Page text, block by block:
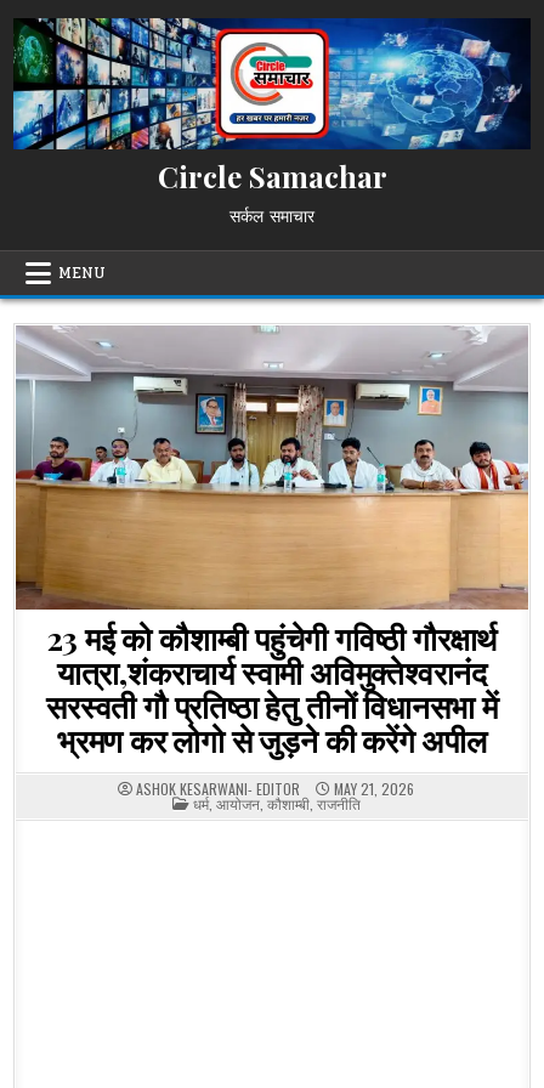
to
content
Circle Samachar
सर्कल समाचार
MENU
23 मई को कौशाम्बी पहुंचेगी गविष्ठी गौरक्षार्थ
यात्रा,शंकराचार्य स्वामी अविमुक्तेश्वरानंद
सरस्वती गौ प्रतिष्ठा हेतु तीनों विधानसभा में
भ्रमण कर लोगो से जुड़ने की करेंगे अपील
ASHOK KESARWANI- EDITOR MAY 21, 2026
POSTED
IN
धर्म, आयोजन,कौशाम्बी, राजनीति